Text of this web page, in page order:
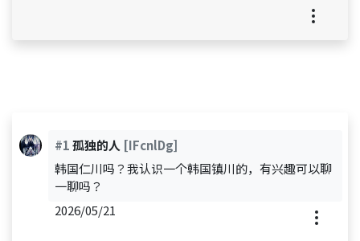
#1孤独的人 [IFcnlDg]
韩国仁川吗？我认识一个韩国镇川的，有兴趣可以聊
一聊吗？
2026/05/21